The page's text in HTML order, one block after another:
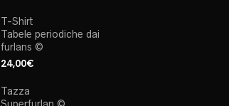
T-Shirt
Tabele periodiche dai
furlans ©
24,00€
Tazza
Superfurlan ©